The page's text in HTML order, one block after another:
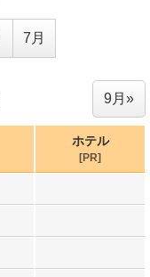
7月
9月»
ホテル
[PR]